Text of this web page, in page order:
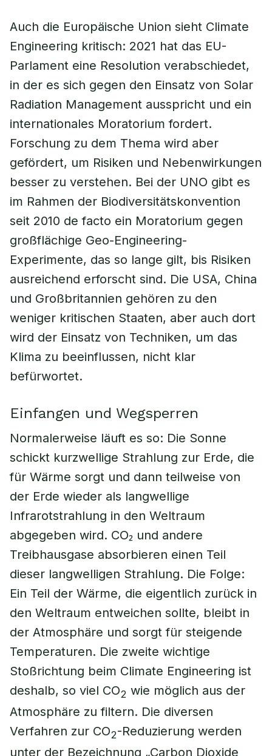
Auch die Europäische Union sieht Climate
Engineering kritisch: 2021 hat das EU-
Parlament eine Resolution verabschiedet,
in der es sich gegen den Einsatz von Solar
Radiation Management ausspricht und ein
internationales Moratorium fordert.
Forschung zu dem Thema wird aber
gefördert, um Risiken und Nebenwirkungen
besser zu verstehen. Bei der UNO gibt es
im Rahmen der Biodiversitätskonvention
seit 2010 de facto ein Moratorium gegen
großflächige Geo-Engineering-
Experimente, das so lange gilt, bis Risiken
ausreichend erforscht sind. Die USA, China
und Großbritannien gehören zu den
weniger kritischen Staaten, aber auch dort
wird der Einsatz von Techniken, um das
Klima zu beeinflussen, nicht klar
befürwortet.
Einfangen und Wegsperren
Normalerweise läuft es so: Die Sonne
schickt kurzwellige Strahlung zur Erde, die
für Wärme sorgt und dann teilweise von
der Erde wieder als langwellige
Infrarotstrahlung in den Weltraum
abgegeben wird. CO₂ und andere
Treibhausgase absorbieren einen Teil
dieser langwelligen Strahlung. Die Folge:
Ein Teil der Wärme, die eigentlich zurück in
den Weltraum entweichen sollte, bleibt in
der Atmosphäre und sorgt für steigende
Temperaturen. Die zweite wichtige
Stoßrichtung beim Climate Engineering ist
deshalb, so viel CO2 wie möglich aus der
Atmosphäre zu filtern. Die diversen
Verfahren zur CO2-Reduzierung werden
unter der Bezeichnung „Carbon Dioxide